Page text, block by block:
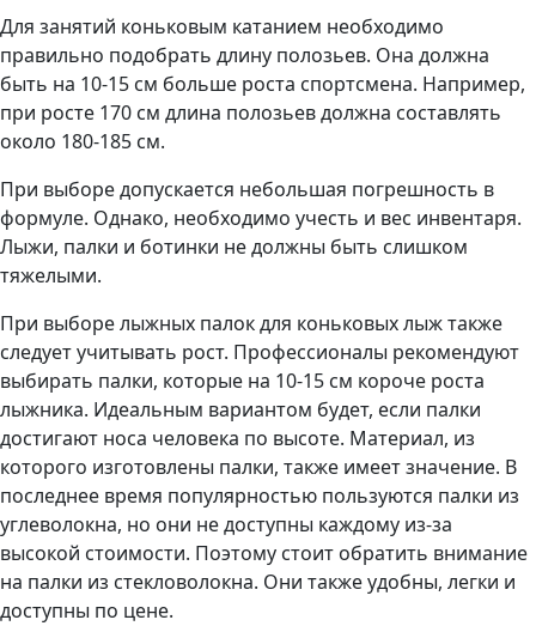
Для занятий коньковым катанием необходимо
правильно подобрать длину полозьев. Она должна
быть на 10-15 см больше роста спортсмена. Например,
при росте 170 см длина полозьев должна составлять
около 180-185 см.
При выборе допускается небольшая погрешность в
формуле. Однако, необходимо учесть и вес инвентаря.
Лыжи, палки и ботинки не должны быть слишком
тяжелыми.
При выборе лыжных палок для коньковых лыж также
следует учитывать рост. Профессионалы рекомендуют
выбирать палки, которые на 10-15 см короче роста
лыжника. Идеальным вариантом будет, если палки
достигают носа человека по высоте. Материал, из
которого изготовлены палки, также имеет значение. В
последнее время популярностью пользуются палки из
углеволокна, но они не доступны каждому из-за
высокой стоимости. Поэтому стоит обратить внимание
на палки из стекловолокна. Они также удобны, легки и
доступны по цене.